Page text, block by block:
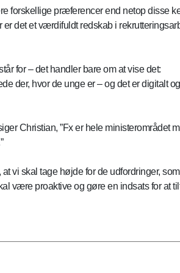
forskellige præferencer end netop disse
det et værdifuldt redskab i
for – det handler bare om at vise det:
der, hvor de unge er – og det er digitalt
Christian, ”Fx er hele ministerområdet
vi skal tage højde for de udfordringer,
være proaktive og gøre en indsats for at